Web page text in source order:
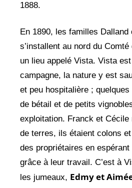
1888.
En 1890, les familles Dalland
s’installent au nord du
un lieu appelé Vista. Vista
campagne, la nature y est
et peu hospitalière ; quelques
de bétail et de petits
exploitation. Franck et Cécile
de terres, ils étaient colons
des propriétaires en
grâce à leur travail. C’est à
les jumeaux, Edmy et